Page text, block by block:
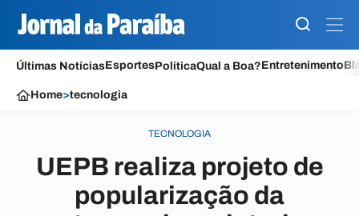
Últimas NotíciasEsportesPolíticaQual a Boa?Entretenimento
Home>tecnologia
TECNOLOGIA
UEPB realiza projeto de
popularização da